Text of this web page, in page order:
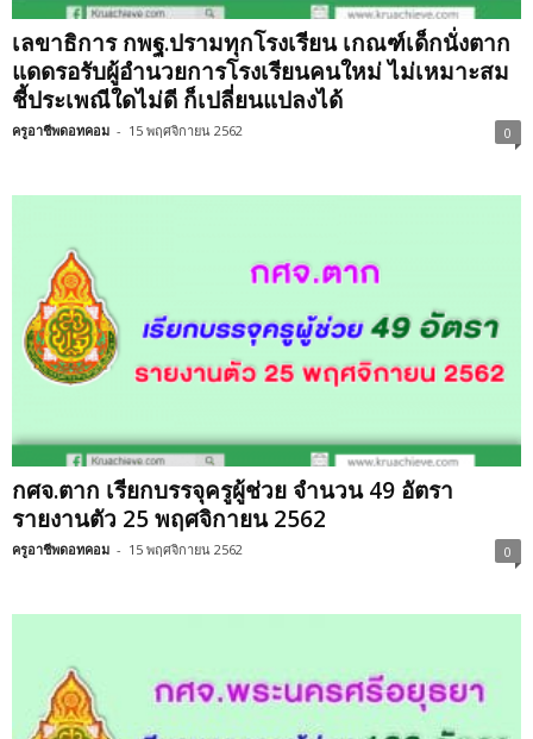
เลขาธิการ กพฐ.ปรามทุกโรงเรียน เกณฑ์เด็กนั่งตาก
แดดรอรับผู้อำนวยการโรงเรียนคนใหม่ ไม่เหมาะสม
ชี้ประเพณีใดไม่ดี ก็เปลี่ยนแปลงได้
ครูอาชีพดอทคอม - 15 พฤศจิกายน 2562 0
กศจ.ตาก เรียกบรรจุครูผู้ช่วย จำนวน 49 อัตรา
รายงานตัว 25 พฤศจิกายน 2562
ครูอาชีพดอทคอม - 15 พฤศจิกายน 2562 0